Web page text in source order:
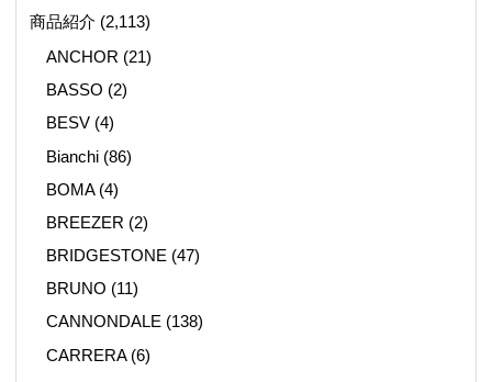
商品紹介 (2,113)
ANCHOR (21)
BASSO (2)
BESV (4)
Bianchi (86)
BOMA(4)
BREEZER (2)
BRIDGESTONE (47)
BRUNO (11)
CANNONDALE (138)
CARRERA(6)